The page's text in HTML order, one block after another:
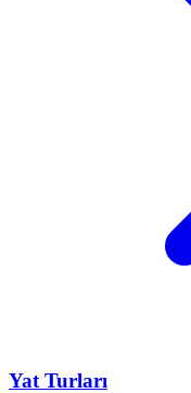
Yat Turları